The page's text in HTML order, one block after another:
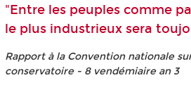
"Entre les peuples comme
le plus industrieux sera
Rapport à la Convention nationale
conservatoire - 8 vendémiaire an 3